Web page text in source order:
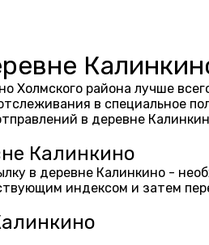
Холмского района лучше
в специальное
в деревне
Калинкино
в деревне Калинкино -
индексом и затем